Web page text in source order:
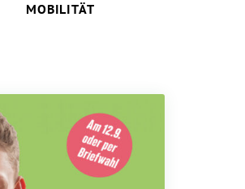
MOBILITÄT